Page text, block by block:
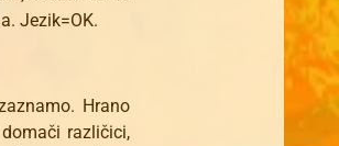
Jezik=OK.
Hrano
različici,